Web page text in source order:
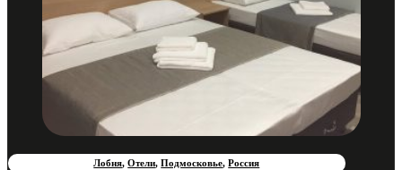
Лобня,Отели,Подмосковье,Россия